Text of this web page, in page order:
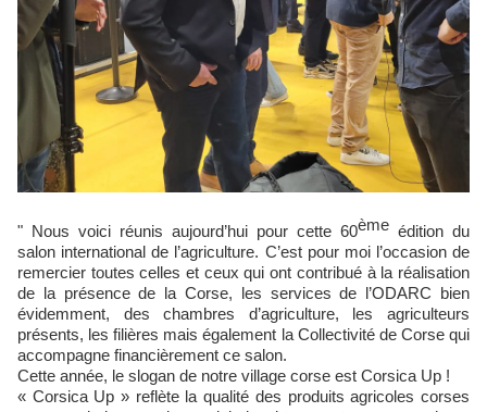
" Nous voici réunis aujourd’hui pour cette 60 ème édition du
salon international de l’agriculture. C’est pour moi l’occasion de
remercier toutes celles et ceux qui ont contribué à la réalisation
de la présence de la Corse, les services de l’ODARC bien
évidemment, des chambres d’agriculture, les agriculteurs
présents, les filières mais également la Collectivité de Corse qui
accompagne financièrement ce salon.
Cette année, le slogan de notre village corse est Corsica Up !
« Corsica Up » reflète la qualité des produits agricoles corses